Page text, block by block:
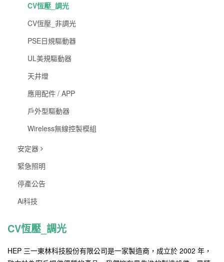
CV恆壓_調光
CV恆壓_非調光
PSE日規驅動器
UL美規驅動器
天井燈
應用配件 / APP
戶外型驅動器
Wireless無線控製模組
安定器
緊急照明
停產公告
Ai科技
CV恆壓_調光
HEP 三一東林科技股份有限公司是一家製造商，成立於 2002 年，